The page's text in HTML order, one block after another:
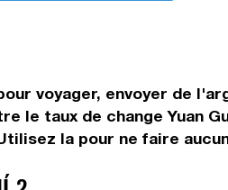
voyager, envoyer de
le taux de change Yuan
la pour ne faire